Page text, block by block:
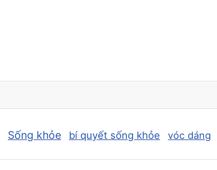
Sống khỏe bí quyết sống khỏe vóc dáng